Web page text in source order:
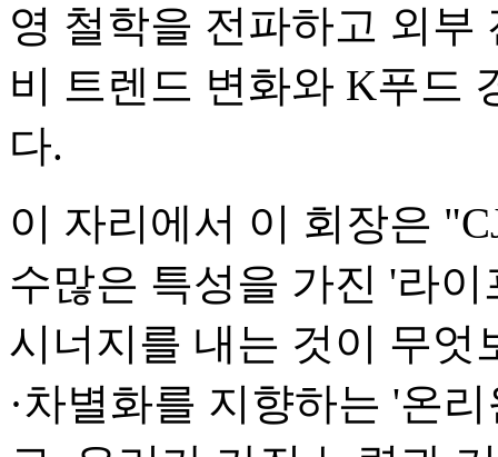
영 철학을 전파하고 외부
비 트렌드 변화와 K푸드
다.
이 자리에서 이 회장은
수많은 특성을 가진 '라
시너지를 내는 것이 무엇
·차별화를 지향하는 '온